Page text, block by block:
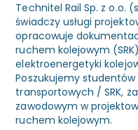
Technitel Rail Sp. z o.o.
świadczy usługi
opracowuje
ruchem kolejowym
elektroenergetyki
Poszukujemy
transportowych / SRK,
zawodowym w
ruchem kolejowym.